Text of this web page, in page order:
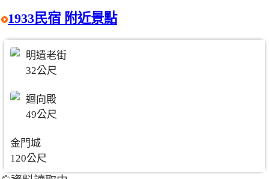
1933民宿 附近景點
明遺老街
32公尺
迴向殿
49公尺
金門城
120公尺